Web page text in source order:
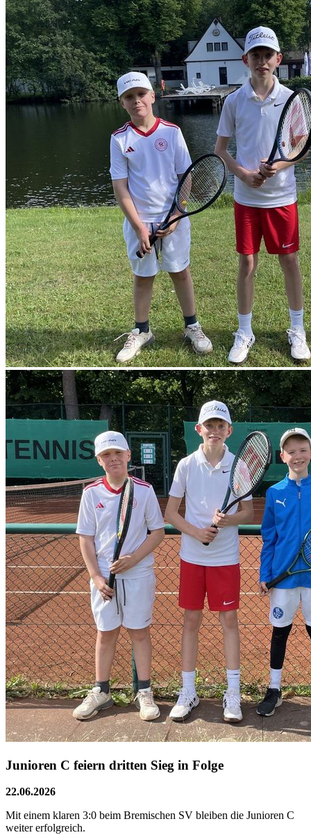
Junioren C feiern dritten Sieg in Folge
22.06.2026
Mit einem klaren 3:0 beim Bremischen SV bleiben die Junioren C
weiter erfolgreich.